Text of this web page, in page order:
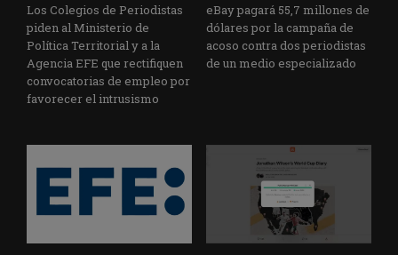
Los Colegios de Periodistas
piden al Ministerio de
Política Territorial y a la
Agencia EFE que rectifiquen
convocatorias de empleo por
favorecer el intrusismo
eBay pagará 55,7 millones de
dólares por la campaña de
acoso contra dos periodistas
de un medio especializado